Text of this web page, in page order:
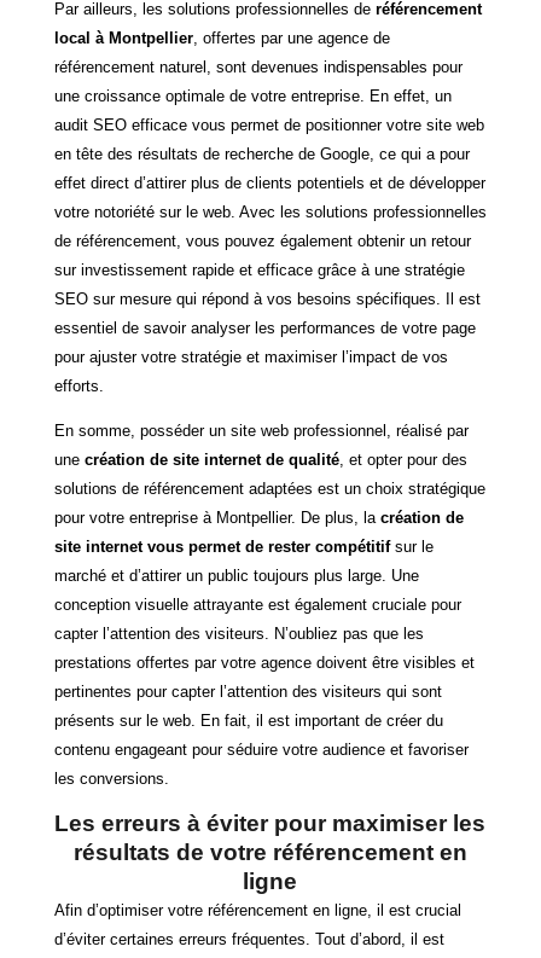
Par ailleurs, les solutions professionnelles de référencement
local à Montpellier, offertes par une agence de
référencement naturel, sont devenues indispensables pour
une croissance optimale de votre entreprise. En effet, un
audit SEO efficace vous permet de positionner votre site web
en tête des résultats de recherche de Google, ce qui a pour
effet direct d’attirer plus de clients potentiels et de développer
votre notoriété sur le web. Avec les solutions professionnelles
de référencement, vous pouvez également obtenir un retour
sur investissement rapide et efficace grâce à une stratégie
SEO sur mesure qui répond à vos besoins spécifiques. Il est
essentiel de savoir analyser les performances de votre page
pour ajuster votre stratégie et maximiser l’impact de vos
efforts.
En somme, posséder un site web professionnel, réalisé par
une création de site internet de qualité, et opter pour des
solutions de référencement adaptées est un choix stratégique
pour votre entreprise à Montpellier. De plus, la création de
site internet vous permet de rester compétitifsur le
marché et d’attirer un public toujours plus large. Une
conception visuelle attrayante est également cruciale pour
capter l’attention des visiteurs. N’oubliez pas que les
prestations offertes par votre agence doivent être visibles et
pertinentes pour capter l’attention des visiteurs qui sont
présents sur le web. En fait, il est important de créer du
contenu engageant pour séduire votre audience et favoriser
les conversions.
Les erreurs à éviter pour maximiser les
résultats de votre référencement en
ligne
Afin d’optimiser votre référencement en ligne, il est crucial
d’éviter certaines erreurs fréquentes. Tout d’abord, il est